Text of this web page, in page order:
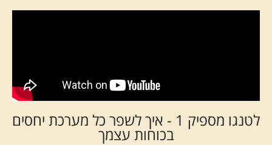
לטנגו מספיק 1 - איך לשפר כל מערכת יחסים
בכוחות עצמך